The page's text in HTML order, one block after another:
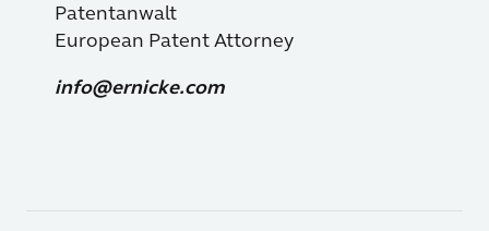
Patentanwalt
European Patent Attorney
info@ernicke.com